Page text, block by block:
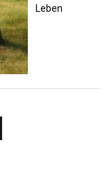
Leben